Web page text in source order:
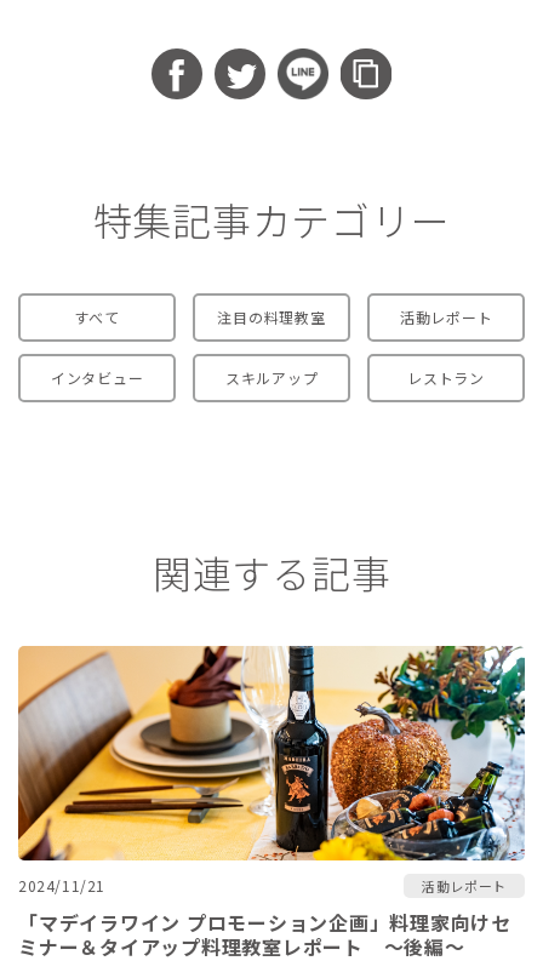
特集記事カテゴリー
すべて 注目の料理教室 活動レポート
インタビュー スキルアップ レストラン
関連する記事
2024/11/21 活動レポート
「マデイラワイン プロモーション企画」料理家向けセ
ミナー＆タイアップ料理教室レポート ～後編～